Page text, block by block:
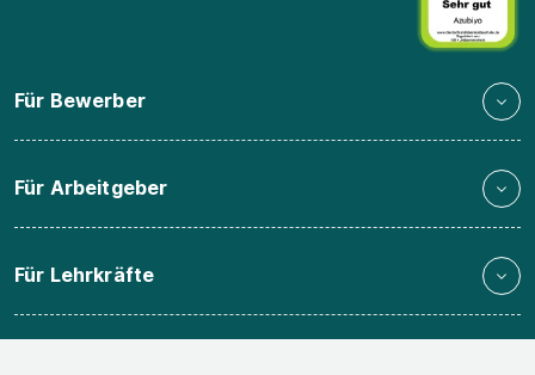
Für Bewerber
Für Arbeitgeber
Für Lehrkräfte